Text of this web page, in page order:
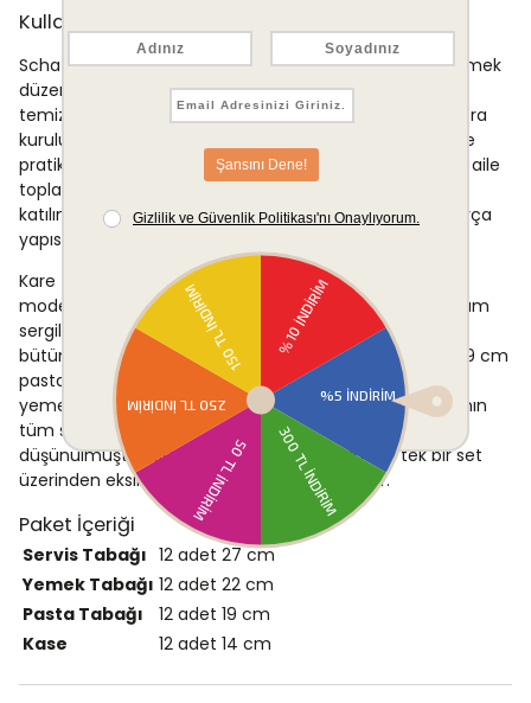
Kullanım Alanları
Schafer Bety Yemek Takımı, ev ortamındaki günlük yemek
düzenlemelerinde rahatlıkla kullanılabilir. Porselenin
temizlenmesi kolay yüzey yapısı, hem haftalık rutin sofra
kurulumlarında hem de uzun süreli misafir davetlerinde
pratik bir kullanım deneyimi sunar. Özel gün yemekleri, aile
toplantıları ve büyük misafir davetleri gibi 12 kişiyi aşkın
katılımın söz konusu olduğu sofralarda da kapsamlı parça
yapısı sayesinde yeterli donanım sağlar.
Kare formu ve platin detaylarıyla hem klasik hem de
modern iç mekan dekorasyonlarıyla uyumlu bir görünüm
sergiler; farklı masa kurguları ve sofra stilleriyle kolayca
bütünleşir. 27 cm servis tabağı, 22 cm yemek tabağı, 19 cm
pasta tabağı ve 14 cm kase kombinasyonu; başlangıç
yemeklerinden ana yemeklere ve tatlılara kadar sofranın
tüm servis aşamalarını kapsayacak biçimde
düşünülmüştür. Bu çeşitlilik, sofra kurulumunu tek bir set
üzerinden eksiksiz tamamlama imkânı sunar.
Paket İçeriği
Servis Tabağı 12 adet 27 cm
Yemek Tabağı 12 adet 22 cm
Pasta Tabağı
12 adet 19 cm
Kase
12 adet 14 cm